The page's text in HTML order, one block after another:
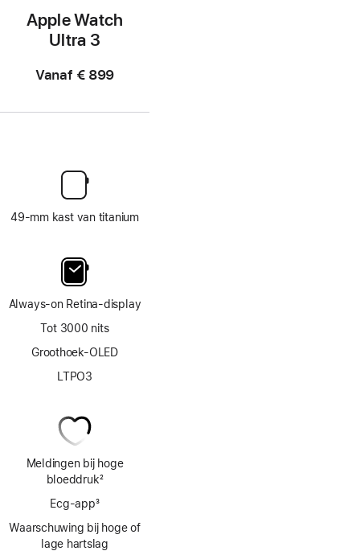
Apple Watch
Ultra 3
Vanaf € 899
49‑mm kast van titanium
Always‑on Retina‑display
Tot 3000 nits
Groothoek-OLED
LTPO3
Meldingen bij hoge
bloeddruk2
Ecg‑app3
Waarschuwing bij hoge of
lage hartslag